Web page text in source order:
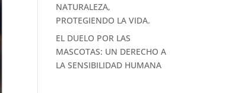
NATURALEZA,
PROTEGIENDO LA VIDA.
EL DUELO POR LAS
MASCOTAS: UN DERECHO A
LA SENSIBILIDAD HUMANA